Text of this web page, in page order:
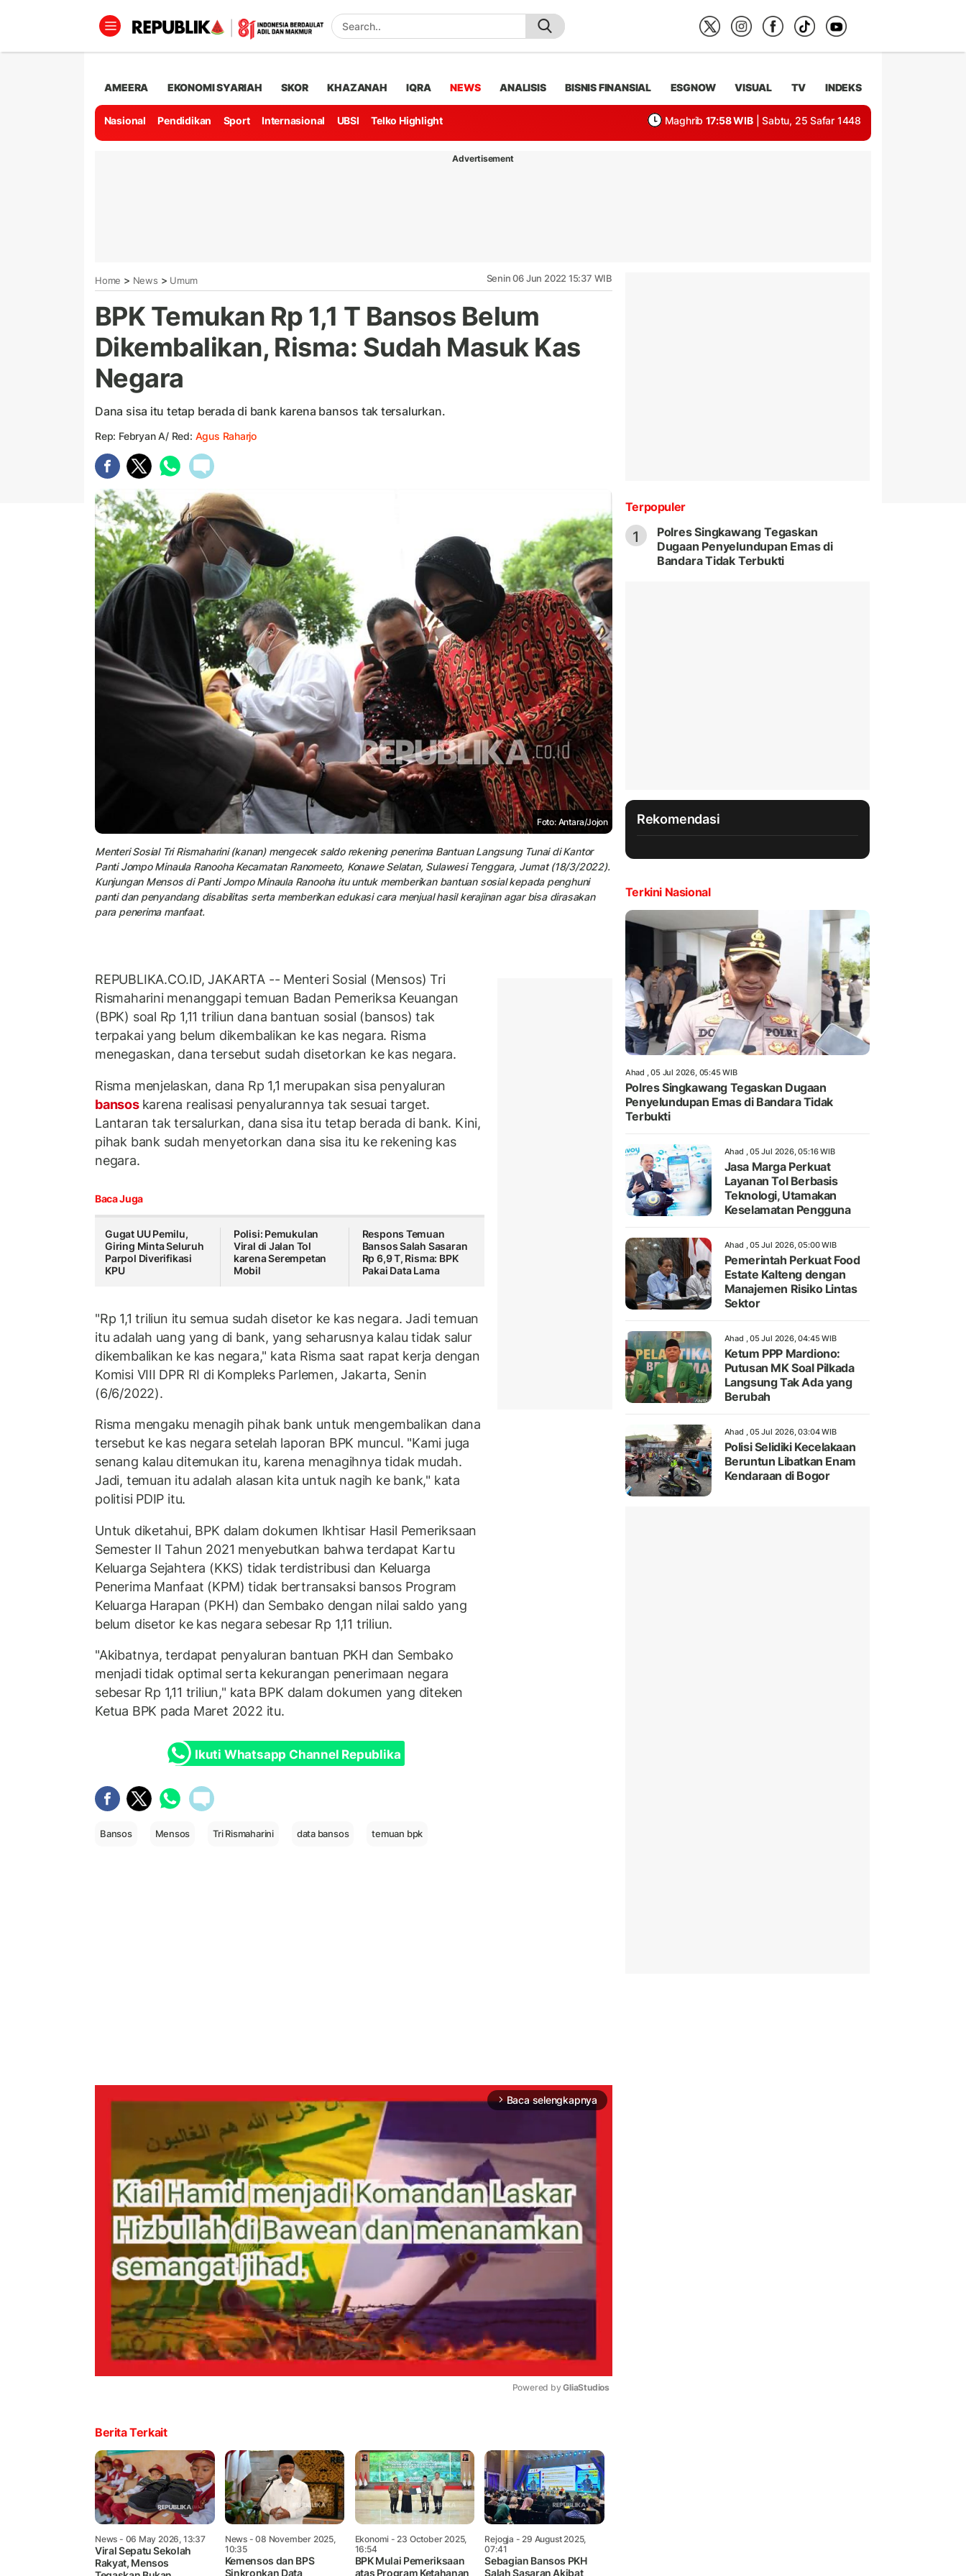
AMEERA EKONOMI SYARIAH SKOR KHAZANAH IQRA NEWS ANALISIS BISNIS FINANSIAL ESGNOW VISUAL TV INDEKS
Nasional Pendidikan Sport Internasional UBSI Telko Highlight Maghrib 17:58 WIB | Sabtu, 25 Safar 1448
Advertisement
Home > News > Umum Senin 06 Jun 2022 15:37 WIB
BPK Temukan Rp 1,1 T Bansos Belum
Dikembalikan, Risma: Sudah Masuk Kas
Negara
Dana sisa itu tetap berada di bank karena bansos tak tersalurkan.
Rep: Febryan A/ Red: Agus Raharjo
Foto: Antara/Jojon
Menteri Sosial Tri Rismaharini (kanan) mengecek saldo rekening penerima Bantuan Langsung Tunai di Kantor
Panti Jompo Minaula Ranooha Kecamatan Ranomeeto, Konawe Selatan, Sulawesi Tenggara, Jumat (18/3/2022).
Kunjungan Mensos di Panti Jompo Minaula Ranooha itu untuk memberikan bantuan sosial kepada penghuni
panti dan penyandang disabilitas serta memberikan edukasi cara menjual hasil kerajinan agar bisa dirasakan
para penerima manfaat.
REPUBLIKA.CO.ID, JAKARTA -- Menteri Sosial (Mensos) Tri
Rismaharini menanggapi temuan Badan Pemeriksa Keuangan
(BPK) soal Rp 1,11 triliun dana bantuan sosial (bansos) tak
terpakai yang belum dikembalikan ke kas negara. Risma
menegaskan, dana tersebut sudah disetorkan ke kas negara.
Risma menjelaskan, dana Rp 1,1 merupakan sisa penyaluran
bansos karena realisasi penyalurannya tak sesuai target.
Lantaran tak tersalurkan, dana sisa itu tetap berada di bank. Kini,
pihak bank sudah menyetorkan dana sisa itu ke rekening kas
negara.
Baca Juga
Gugat UU Pemilu,
Giring Minta Seluruh
Parpol Diverifikasi
KPU
Polisi: Pemukulan
Viral di Jalan Tol
karena Serempetan
Mobil
Respons Temuan
Bansos Salah Sasaran
Rp 6,9 T, Risma: BPK
Pakai Data Lama
"Rp 1,1 triliun itu semua sudah disetor ke kas negara. Jadi temuan
itu adalah uang yang di bank, yang seharusnya kalau tidak salur
dikembalikan ke kas negara," kata Risma saat rapat kerja dengan
Komisi VIII DPR RI di Kompleks Parlemen, Jakarta, Senin
(6/6/2022).
Risma mengaku menagih pihak bank untuk mengembalikan dana
tersebut ke kas negara setelah laporan BPK muncul. "Kami juga
senang kalau ditemukan itu, karena menagihnya tidak mudah.
Jadi, temuan itu adalah alasan kita untuk nagih ke bank," kata
politisi PDIP itu.
Untuk diketahui, BPK dalam dokumen Ikhtisar Hasil Pemeriksaan
Semester II Tahun 2021 menyebutkan bahwa terdapat Kartu
Keluarga Sejahtera (KKS) tidak terdistribusi dan Keluarga
Penerima Manfaat (KPM) tidak bertransaksi bansos Program
Keluarga Harapan (PKH) dan Sembako dengan nilai saldo yang
belum disetor ke kas negara sebesar Rp 1,11 triliun.
"Akibatnya, terdapat penyaluran bantuan PKH dan Sembako
menjadi tidak optimal serta kekurangan penerimaan negara
sebesar Rp 1,11 triliun," kata BPK dalam dokumen yang diteken
Ketua BPK pada Maret 2022 itu.
Ikuti Whatsapp Channel Republika
Bansos Mensos Tri Rismaharini data bansos temuan bpk
arrow_forward_ios Baca selengkapnya
Powered by GliaStudios
Berita Terkait
News - 06 May 2026, 13:37
Viral Sepatu Sekolah
Rakyat, Mensos
News- 08 November 2025,
10:35
Kemensos dan BPS
Sinkronkan Data
Ekonomi - 23 October 2025,
16:54
BPK Mulai Pemeriksaan
atas Program Ketahanan
Rejogja - 29 August 2025,
07:41
Sebagian Bansos PKH
Salah Sasaran Akibat
Terpopuler
1
Polres Singkawang Tegaskan
Dugaan Penyelundupan Emas di
Bandara Tidak Terbukti
Rekomendasi
Terkini Nasional
Ahad , 05 Jul 2026, 05:45 WIB
Polres Singkawang Tegaskan Dugaan
Penyelundupan Emas di Bandara Tidak
Terbukti
Ahad , 05 Jul 2026, 05:16 WIB
Jasa Marga Perkuat
Layanan Tol Berbasis
Teknologi, Utamakan
Keselamatan Pengguna
Ahad , 05 Jul 2026, 05:00 WIB
Pemerintah Perkuat Food
Estate Kalteng dengan
Manajemen Risiko Lintas
Sektor
Ahad , 05 Jul 2026, 04:45 WIB
Ketum PPP Mardiono:
Putusan MK Soal Pilkada
Langsung Tak Ada yang
Berubah
Ahad , 05 Jul 2026, 03:04 WIB
Polisi Selidiki Kecelakaan
Beruntun Libatkan Enam
Kendaraan di Bogor